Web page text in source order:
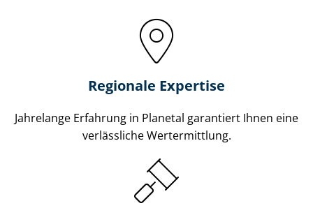
Regionale Expertise
Jahrelange Erfahrung in Planetal garantiert Ihnen eine
verlässliche Wertermittlung.